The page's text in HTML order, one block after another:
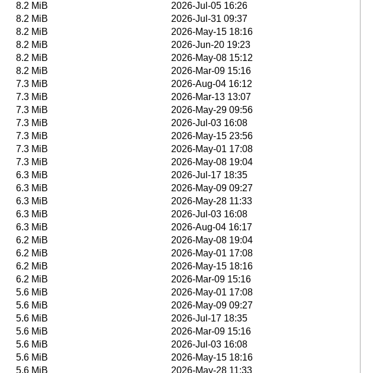
8.2 MiB
2026-Jul-05 16:26
8.2 MiB
2026-Jul-31 09:37
8.2 MiB
2026-May-15 18:16
8.2 MiB
2026-Jun-20 19:23
8.2 MiB
2026-May-08 15:12
8.2 MiB
2026-Mar-09 15:16
7.3 MiB
2026-Aug-04 16:12
7.3 MiB
2026-Mar-13 13:07
7.3 MiB
2026-May-29 09:56
7.3 MiB
2026-Jul-03 16:08
7.3 MiB
2026-May-15 23:56
7.3 MiB
2026-May-01 17:08
7.3 MiB
2026-May-08 19:04
6.3 MiB
2026-Jul-17 18:35
6.3 MiB
2026-May-09 09:27
6.3 MiB
2026-May-28 11:33
6.3 MiB
2026-Jul-03 16:08
6.3 MiB
2026-Aug-04 16:17
6.2 MiB
2026-May-08 19:04
6.2 MiB
2026-May-01 17:08
6.2 MiB
2026-May-15 18:16
6.2 MiB
2026-Mar-09 15:16
5.6 MiB
2026-May-01 17:08
5.6 MiB
2026-May-09 09:27
5.6 MiB
2026-Jul-17 18:35
5.6 MiB
2026-Mar-09 15:16
5.6 MiB
2026-Jul-03 16:08
5.6 MiB
2026-May-15 18:16
5.6 MiB 2026-May-28 11:33